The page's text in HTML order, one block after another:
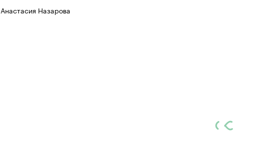
Анастасия Назарова